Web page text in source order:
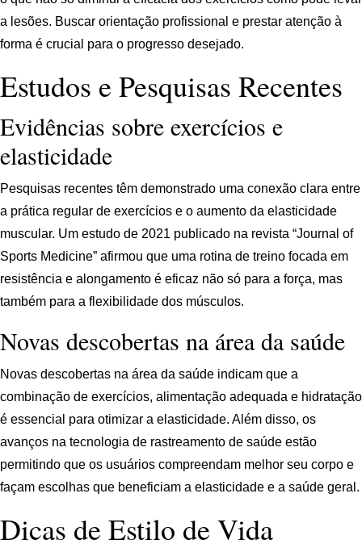
a lesões. Buscar orientação profissional e prestar atenção à
forma é crucial para o progresso desejado.
Estudos e Pesquisas Recentes
Evidências sobre exercícios e
elasticidade
Pesquisas recentes têm demonstrado uma conexão clara entre
a prática regular de exercícios e o aumento da elasticidade
muscular. Um estudo de 2021 publicado na revista “Journal of
Sports Medicine” afirmou que uma rotina de treino focada em
resistência e alongamento é eficaz não só para a força, mas
também para a flexibilidade dos músculos.
Novas descobertas na área da saúde
Novas descobertas na área da saúde indicam que a
combinação de exercícios, alimentação adequada e hidratação
é essencial para otimizar a elasticidade. Além disso, os
avanços na tecnologia de rastreamento de saúde estão
permitindo que os usuários compreendam melhor seu corpo e
façam escolhas que beneficiam a elasticidade e a saúde geral.
Dicas de Estilo de Vida